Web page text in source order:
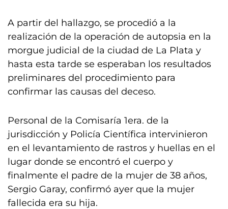
A partir del hallazgo, se procedió a la
realización de la operación de autopsia en la
morgue judicial de la ciudad de La Plata y
hasta esta tarde se esperaban los resultados
preliminares del procedimiento para
confirmar las causas del deceso.
Personal de la Comisaría 1era. de la
jurisdicción y Policía Científica intervinieron
en el levantamiento de rastros y huellas en el
lugar donde se encontró el cuerpo y
finalmente el padre de la mujer de 38 años,
Sergio Garay, confirmó ayer que la mujer
fallecida era su hija.